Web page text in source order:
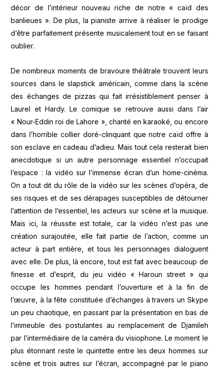
décor de l’intérieur nouveau riche de notre « caïd des
banlieues ». De plus, la pianiste arrive à réaliser le prodige
d’être parfaitement présente musicalement tout en se faisant
oublier.
De nombreux moments de bravoure théâtrale trouvent leurs
sources dans le slapstick américain, comme dans la scène
des échanges de pizzas qui fait irrésistiblement penser à
Laurel et Hardy. Le comique se retrouve aussi dans l’air
« Nour-Eddin roi de Lahore », chanté en karaoké, ou encore
dans l’horrible collier doré-clinquant que notre caïd offre à
son esclave en cadeau d’adieu. Mais tout cela resterait bien
anecdotique si un autre personnage essentiel n’occupait
l’espace : la vidéo sur l’immense écran d’un home-cinéma.
On a tout dit du rôle de la vidéo sur les scènes d’opéra, de
ses risques et de ses dérapages susceptibles de détourner
l’attention de l’essentiel, les acteurs sur scène et la musique.
Mais ici, la réussite est totale, car la vidéo n’est pas une
création surajoutée, elle fait partie de l’action, comme un
acteur à part entière, et tous les personnages dialoguent
avec elle. De plus, là encore, tout est fait avec beaucoup de
finesse et d’esprit, du jeu vidéo « Haroun street » qui
occupe les hommes pendant l’ouverture et à la fin de
l’œuvre, à la fête constituée d’échanges à travers un Skype
un peu chaotique, en passant par la présentation en bas de
l’immeuble des postulantes au remplacement de Djamileh
par l’intermédiaire de la caméra du visiophone. Le moment le
plus étonnant reste le quintette entre les deux hommes sur
scène et trois autres sur l’écran, accompagné par le piano